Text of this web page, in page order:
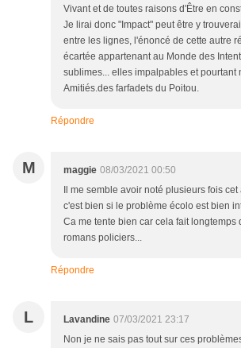
Vivant et de toutes raisons d'Être en
Je lirai donc "Impact" peut être y
entre les lignes, l'énoncé de cette autre
écartée appartenant au Monde des
sublimes... elles impalpables et pourtant
Amitiés.des farfadets du Poitou.
Répondre
M maggie 08/03/2021 00:50
Il me semble avoir noté plusieurs fois
c'est bien si le problème écolo est bien
Ca me tente bien car cela fait longtemps
romans policiers...
Répondre
L Lavandine 07/03/2021 23:17
Non je ne sais pas tout sur ces